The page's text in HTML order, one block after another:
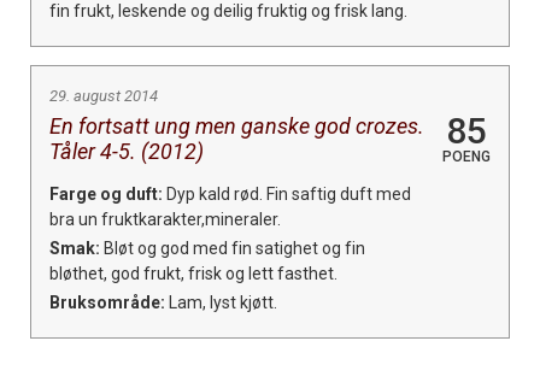
fin frukt, leskende og deilig fruktig og frisk lang.
29. august 2014
En fortsatt ung men ganske god crozes.
Tåler 4-5. (2012)
85
POENG
Farge og duft: Dyp kald rød. Fin saftig duft med
bra un fruktkarakter,mineraler.
Smak: Bløt og god med fin satighet og fin
bløthet, god frukt, frisk og lett fasthet.
Bruksområde: Lam, lyst kjøtt.